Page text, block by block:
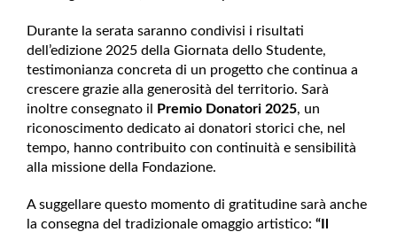
Durante la serata saranno condivisi i risultati
dell’edizione 2025 della Giornata dello Studente,
testimonianza concreta di un progetto che continua a
crescere grazie alla generosità del territorio. Sarà
inoltre consegnato il
Premio Donatori 2025, un
riconoscimento dedicato ai donatori storici che, nel
tempo, hanno contribuito con continuità e sensibilità
alla missione della Fondazione.
A suggellare questo momento di gratitudine sarà anche
la consegna del tradizionale omaggio artistico: “Il